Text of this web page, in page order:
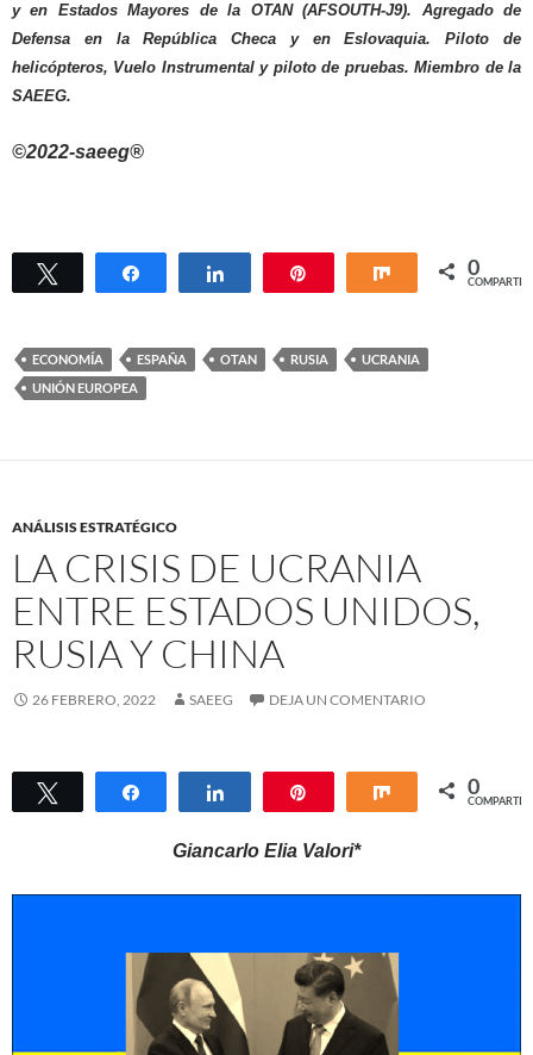
y en Estados Mayores de la OTAN (AFSOUTH-J9).
Agregado de
Defensa en la República Checa y en Eslovaquia. Piloto de
helicópteros, Vuelo Instrumental y piloto de pruebas. Miembro de la
SAEEG.
©2022-saeeg®
Twittear Compartir Compartir Compartir
0
COMPARTIR
ECONOMÍA ESPAÑA OTAN RUSIA
UCRANIA
UNIÓN EUROPEA
ANÁLISIS ESTRATÉGICO
LA CRISIS DE UCRANIA
ENTRE ESTADOS UNIDOS,
RUSIA Y CHINA
26 FEBRERO, 2022 SAEEG DEJA UN COMENTARIO
Twittear Compartir Compartir Compartir
0
COMPARTIR
Giancarlo Elia Valori*